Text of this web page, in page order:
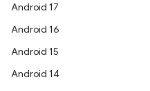
Android 17
Android 16
Android 15
Android 14